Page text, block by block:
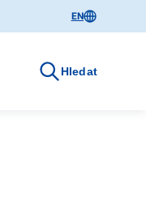
EN
Hledat